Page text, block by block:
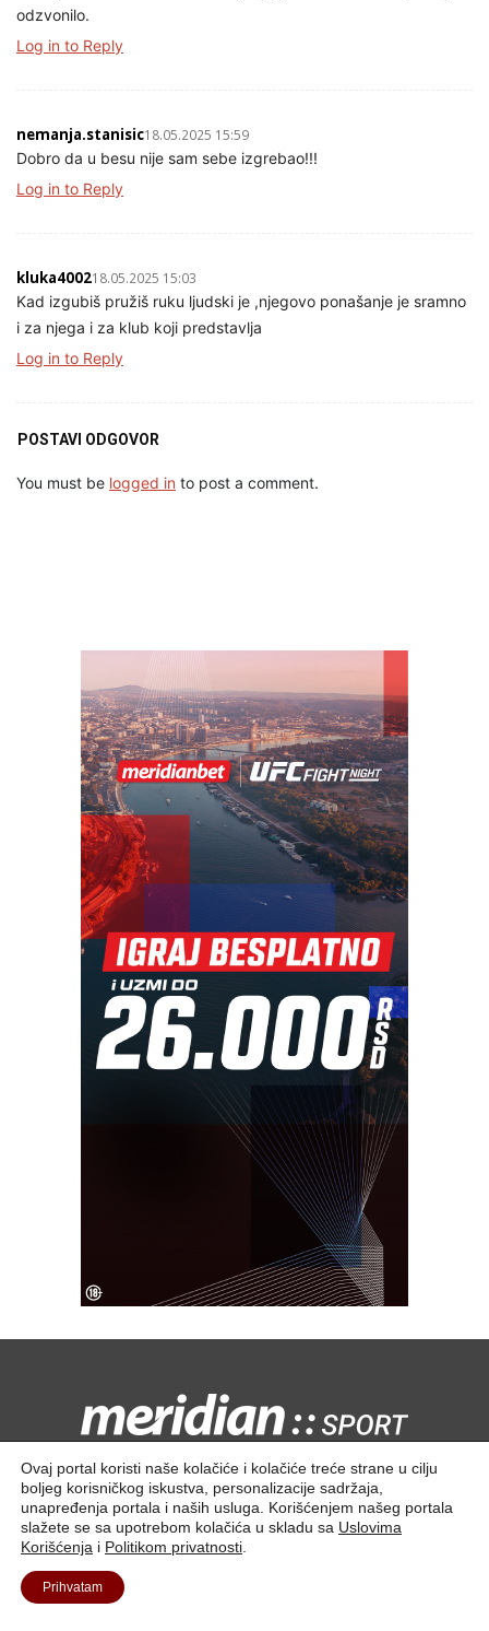
odzvonilo.
Log in to Reply
nemanja.stanisic18.05.2025 15:59
Dobro da u besu nije sam sebe izgrebao!!!
Log in to Reply
kluka400218.05.2025 15:03
Kad izgubiš pružiš ruku ljudski je ,njegovo ponašanje je sramno
i za njega i za klub koji predstavlja
Log in to Reply
POSTAVI ODGOVOR
You must be logged in to post a comment.
Kontaktirajte nas:redakcija@meridiansport.rs
Ovaj portal koristi naše kolačiće i kolačiće treće strane u cilju
boljeg korisničkog iskustva, personalizacije sadržaja,
unapređenja portala i naših usluga. Korišćenjem našeg portala
slažete se sa upotrebom kolačića u skladu sa Uslovima
Korišćenja i Politikom privatnosti
Prihvatam